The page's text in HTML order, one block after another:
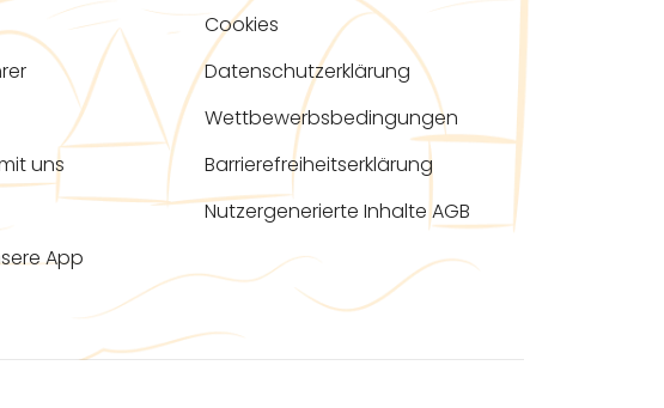
uns
App
Cookies
Datenschutzerklärung
Wettbewerbsbedingungen
Barrierefreiheitserklärung
Nutzergenerierte Inhalte AGB